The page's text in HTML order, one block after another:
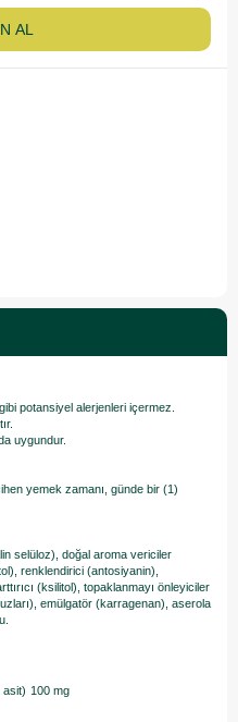
potansiyel alerjenleri içermez.
uygundur.
yemek zamanı, günde bir (1)
selüloz), doğal aroma vericiler
renklendirici (antosiyanin),
(ksilitol), topaklanmayı önleyiciler
emülgatör (karragenan), aserola
asit) 100 mg